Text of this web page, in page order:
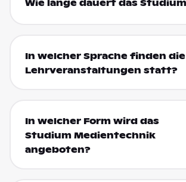
Wie lange dauert das
In welcher Sprache finden die
Lehrveranstaltungen statt?
In welcher Form wird das
Studium Medientechnik
angeboten?